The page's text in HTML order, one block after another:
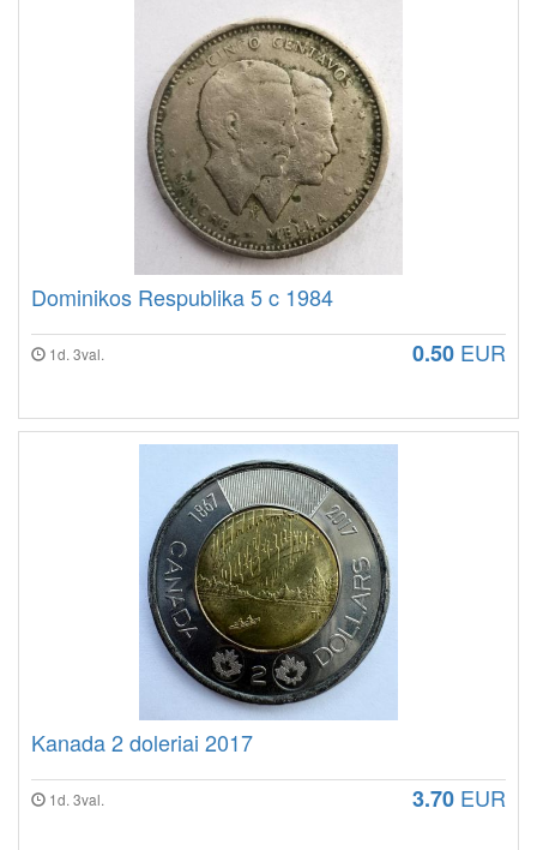
Dominikos Respublika 5 c 1984
1d. 3val. 0.50 EUR
Kanada 2 doleriai 2017
1d. 3val. 3.70 EUR